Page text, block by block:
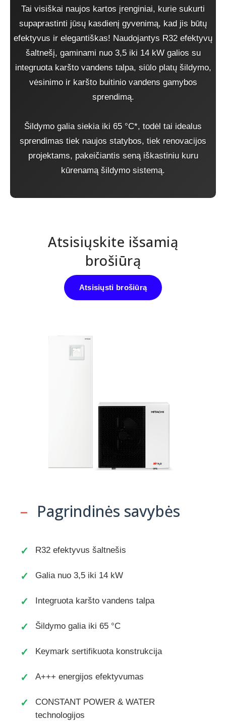
Tai visiškai naujos kartos įrenginiai, kurie sukurti
supaprastinti jūsų kasdienį gyvenimą, kad jis būtų
efektyvus ir elegantiškas! Naudojantys R32 efektyvų
šaltnešį, gaminami nuo 3,5 iki 14 kW galios su
integruota karšto vandens talpa, siūlo platų šildymo,
vėsinimo ir karšto buitinio vandens gamybos
sprendimą.
Šildymo galia siekia iki 65 °C*, todėl tai idealus
sprendimas tiek naujos statybos, tiek renovacijos
projektams, pakeičiantis seną iškastiniu kuru
kūrenamą šildymo sistemą.
Atsisiųskite išsamią
brošiūrą
Atsisiųsti brošiūrą
– Pagrindinės savybės
R32 efektyvus šaltnešis
Galia nuo 3,5 iki 14 kW
Integruota karšto vandens talpa
Šildymo galia iki 65 °C
Keymark sertifikuota konstrukcija
A+++ energijos efektyvumas
CONSTANT POWER & WATER
technologijos